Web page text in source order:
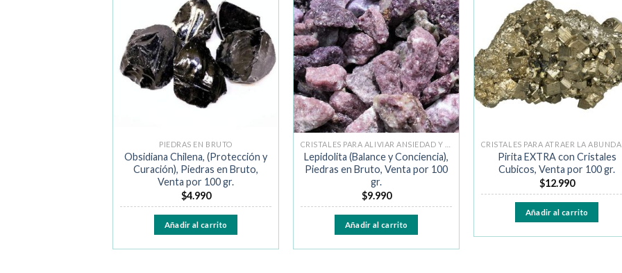
a la
lista de
deseos
PIEDRAS EN BRUTO
Obsidiana Chilena, (Protección y
Curación), Piedras en Bruto,
Venta por 100 gr.
$4.990
Añadir al carrito
Añadir
a la
lista de
deseos
Lepidolita (Balance y Conciencia),
Piedras en Bruto, Venta por 100
gr.
$9.990
Añadir al carrito
lista
Pirita EXTRA con Cristales
Cubicos, Venta por 100 gr.
$12.990
Añadir al carrito